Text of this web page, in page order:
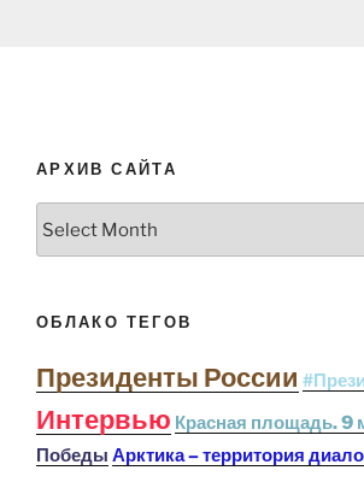
АРХИВ САЙТА
ОБЛАКО ТЕГОВ
Президенты России
Интервью Красная площадь. 9
Победы Арктика – территория